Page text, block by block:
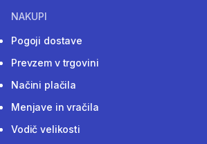
NAKUPI
Pogoji dostave
Prevzem v trgovini
Načini plačila
Menjave in vračila
Vodič velikosti